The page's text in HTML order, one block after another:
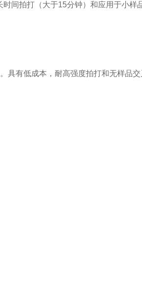
时间拍打（大于15分钟）和应用于小样
。具有低成本，耐高强度拍打和无样品